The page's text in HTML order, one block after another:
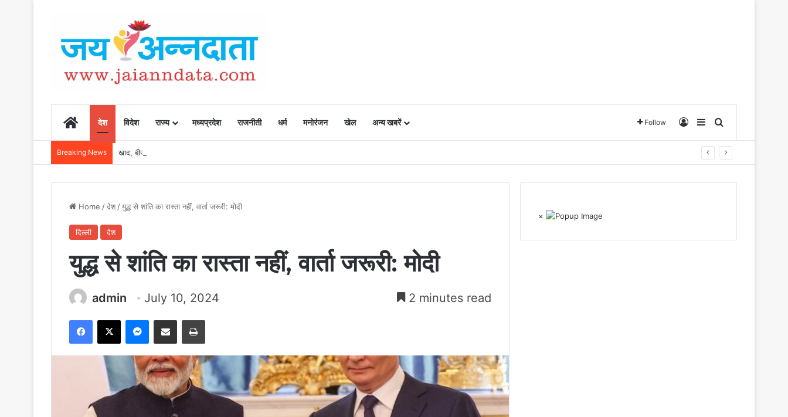
Homeदेश विदेश राज्य मध्यप्रदेश राजनीती धर्म मनोरंजन खेल अन्य खबरें Follow Log InSidebarSearch for
Breaking News खाद, बीज और उर्वरकों की समय पर उपलब्धता से किसानों में उत्साह, नैनो डीएपी और नैनो यूरिया बने किसानों के भरोसेमंद कृषि साथी…..
Home /देश/युद्ध से शांति का रास्ता नहीं, वार्ता जरूरी: मोदी
दिल्ली देश
युद्ध से शांति का रास्ता नहीं, वार्ता जरूरी: मोदी
admin July 10, 2024 2 minutes read
Facebook
X Messenger
Share via Email Print
×